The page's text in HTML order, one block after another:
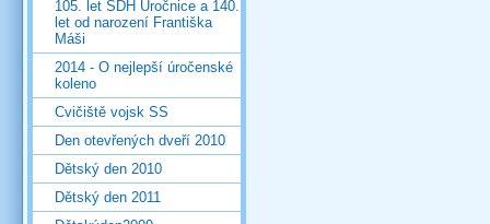
105. let SDH Úročnice a 140.
let od narození Františka
Máši
2014 - O nejlepší úročenské
koleno
Cvičiště vojsk SS
Den otevřených dveří 2010
Dětský den 2010
Dětský den 2011